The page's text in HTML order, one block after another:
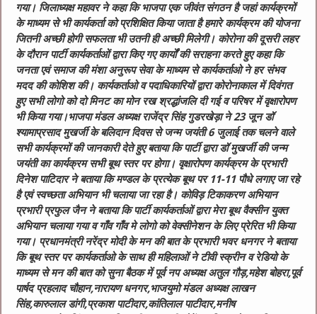
गया। जिलाध्यक्ष महावर ने कहा कि भाजपा एक जीवंत संगठन है जहां कार्यक्रमों
के माध्यम से भी कार्यकर्ता को प्रशिक्षित किया जाता है हमारे कार्यक्रम की योजना
जितनी अच्छी होगी सफलता भी उतनी ही अच्छी मिलेगी। कोरोना की दूसरी लहर
के दौरान पार्टी कार्यकर्ताओं द्वारा किए गए कार्यों की सराहना करते हुए कहा कि
जनता एवं समाज की मंशा अनुरूप सेवा के माध्यम से कार्यकर्ताओ ने हर संभव
मदद की कोशिश की। कार्यकर्ताओ व पदाधिकारियों द्वारा कोरोनाकाल में दिवंगत
हुए सभी लोगो को दो मिनट का मोन रख श्रद्धांजलि दी गई व परिषर में वृक्षारोपण
भी किया गया।भाजपा मंडल अध्यक्ष राजेंद्र सिंह गुडरखेड़ा ने 23 जून डॉ
श्यामाप्रसाद मुखर्जी के बलिदान दिवस से जन्म जयंती 6 जुलाई तक चलने वाले
सभी कार्यक्रमों की जानकारी देते हुए बताया कि पार्टी द्वारा डॉ मुखर्जी की जन्म
जयंती का कार्यक्रम सभी बूथ स्तर पर होगा। वृक्षारोपण कार्यक्रम के प्रभारी
दिनेश पाटिदार ने बताया कि मण्डल के प्रत्येक बूथ पर 11-11 पौधे लगाए जा रहे
है एवं स्वच्छता अभियान भी चलाया जा रहा है। कोविड़ टिकाकरण अभियान
प्रभारी प्रफुल जैन ने बताया कि पार्टी कार्यकर्ताओं द्वारा मेरा बूथ वैक्सीन युक्त
अभियान चलाया गया व गाँव गाँव मे लोगो को वेक्सीनेशन के लिए प्रेरित भी किया
गया। प्रधानमंत्री नरेंद्र मोदी के मन की बात के प्रभारी भवर धनगर ने बताया
कि बूथ स्तर पर कार्यकर्ताओ के साथ ही महिलाओं ने टीवी स्क्रीन व रेडियो के
माध्यम से मन की बात को सुनाबैठक में पूर्व नप अध्यक्ष अतुल गौड़,महेश बोहरा,पूर्व
पार्षद प्रहलाद चौहान,नारायण धनगर,भाजयुमो मंडल अध्यक्ष लाखन
सिंह,कारुलाल डांगी,प्रकाश पाटीदार,कांतिलाल पाटीदार,मनीष